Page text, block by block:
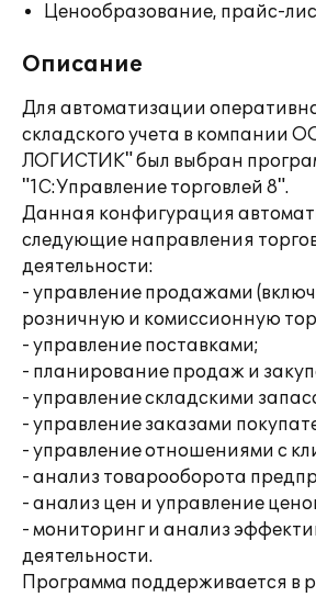
Ценообразование, прайс-
Описание
Для автоматизации
складского учета в компании
ЛОГИСТИК" был выбран
"1С:Управление торговлей 8".
Данная конфигурация
следующие направления
деятельности:
- управление продажами
розничную и комиссионную
- управление поставками;
- планирование продаж и
- управление складскими
- управление заказами
- управление отношениями с
- анализ товарооборота
- анализ цен и управление
- мониторинг и анализ
деятельности.
Программа поддерживается в